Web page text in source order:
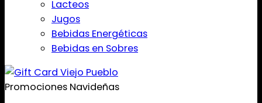
Lacteos
Jugos
Bebidas Energéticas
Bebidas en Sobres
Promociones Navideñas